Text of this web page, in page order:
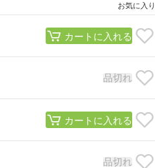
お気に入り
カートに入れる
品切れ
カートに入れる
品切れ